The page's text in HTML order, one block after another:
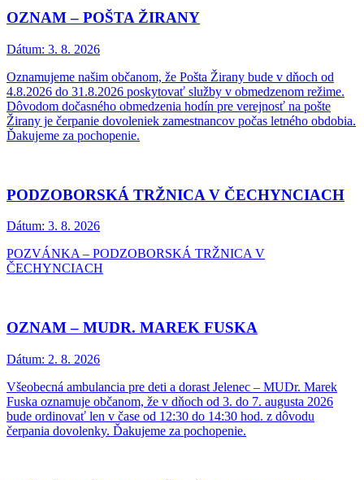
OZNAM – POŠTA ŽIRANY
Dátum: 3. 8. 2026
Oznamujeme našim občanom, že Pošta Žirany bude v dňoch od
4.8.2026 do 31.8.2026 poskytovať služby v obmedzenom režime.
Dôvodom dočasného obmedzenia hodín pre verejnosť na pošte
Žirany je čerpanie dovoleniek zamestnancov počas letného obdobia.
Ďakujeme za pochopenie.
PODZOBORSKÁ TRŽNICA V ČECHYNCIACH
Dátum: 3. 8. 2026
POZVÁNKA – PODZOBORSKÁ TRŽNICA V
ČECHYNCIACH
OZNAM – MUDR. MAREK FUSKA
Dátum: 2. 8. 2026
Všeobecná ambulancia pre deti a dorast Jelenec – MUDr. Marek
Fuska oznamuje občanom, že v dňoch od 3. do 7. augusta 2026
bude ordinovať len v čase od 12:30 do 14:30 hod. z dôvodu
čerpania dovolenky. Ďakujeme za pochopenie.